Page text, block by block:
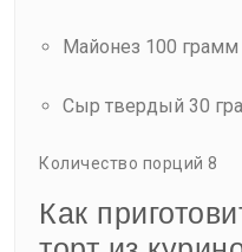
Майонез 100
Сыр твердый 30
Количество порций 8
Как